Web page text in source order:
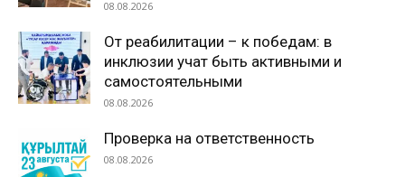
08.08.2026
От реабилитации – к победам: в
инклюзии учат быть активными и
самостоятельными
08.08.2026
Проверка на ответственность
08.08.2026